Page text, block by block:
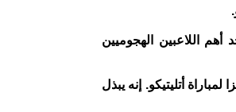
اللاعبين الهجوميين
أتليتيكو. ⁠إنه ​يبذل